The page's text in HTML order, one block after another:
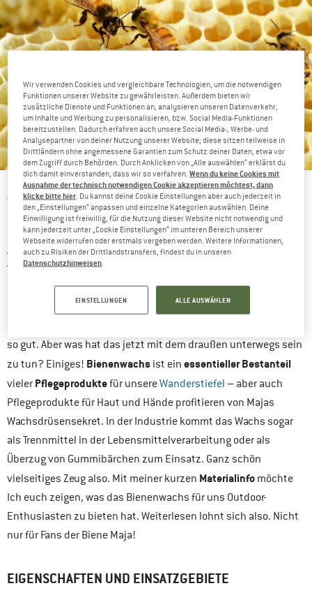
Welche Wirkung hat Bienenwachs auf Outoor-Bekleidung?
„Ja diese Biene die ich meine die heißt Maja. Kleine, freche,
schlaue Biene Maja….“. Die putzige Biene aus unseren
Kindheitstagen erlebt den lieben langen Tag spannende
Abenteuer zusammen mit ihrem Kumpel, dem tollpatschigen
Willi. In Wirklichkeit dürfte ihr Alltag allerdings etwas anders
aussehen. Maja fliegt von Blüte zu Blüte, sammelt Pollen und
schwitzt ein Gemisch von Estern, langkettigen Alkoholen und
so gut. Aber was hat das jetzt mit dem draußen unterwegs sein
zu tun? Einiges! Bienenwachs ist ein essentieller Bestanteil
vieler Pflegeproduktefür unsereWanderstiefel – aber auch
Pflegeprodukte für Haut und Hände profitieren von Majas
Wachsdrüsensekret. In der Industrie kommt das Wachs sogar
als Trennmittel in der Lebensmittelverarbeitung oder als
Überzug von Gummibärchen zum Einsatz. Ganz schön
vielseitiges Zeug also. Mit meiner kurzen Materialinfo möchte
Ich euch zeigen, was das Bienenwachs für uns Outdoor-
Enthusiasten zu bieten hat. Weiterlesen lohnt sich also. Nicht
nur für Fans der Biene Maja!
EIGENSCHAFTEN UND EINSATZGEBIETE
Wir verwenden Cookies und vergleichbare Technologien, um die notwendigen
Funktionen unserer Website zu gewährleisten. Außerdem bieten wir
zusätzliche Dienste und Funktionen an, analysieren unseren Datenverkehr,
um Inhalte und Werbung zu personalisieren, bzw. Social Media-Funktionen
bereitzustellen. Dadurch erfahren auch unsere Social Media-, Werbe- und
Analysepartner von deiner Nutzung unserer Website; diese sitzen teilweise in
Drittländern ohne angemessene Garantien zum Schutz deiner Daten, etwa vor
dem Zugriff durch Behörden. Durch Anklicken von „Alle auswählen“ erklärst du
dich damit einverstanden, dass wir so verfahren.Wenn du keine Cookies mit
Ausnahme der technisch notwendigen Cookie akzeptieren möchtest, dann
klicke bitte hier . Du kannst deine Cookie Einstellungen aber auch jederzeit in
den „Einstellungen“ anpassen und einzelne Kategorien auswählen. Deine
Einwilligung ist freiwillig, für die Nutzung dieser Website nicht notwendig und
kann jederzeit unter „Cookie Einstellungen“ im unteren Bereich unserer
Webseite widerrufen oder erstmals vergeben werden. Weitere Informationen,
auch zu Risiken der Drittlandstransfers, findest du in unseren
Datenschutzhinweisen
EINSTELLUNGEN ALLE AUSWÄHLEN